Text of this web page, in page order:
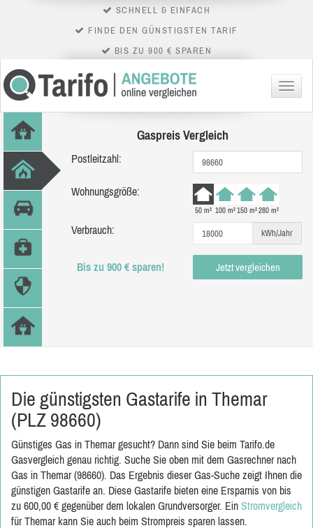
SCHNELL & EINFACH
FINDE DEN GÜNSTIGSTEN TARIF
BIS ZU 900 € SPAREN
Menü
Gaspreis Vergleich
Postleitzahl:
Wohnungsgröße:
50 m² 100 m²150 m²280 m²
Verbrauch: kWh/Jahr
Bis zu 900 € sparen! Jetzt vergleichen
Die günstigsten Gastarife in Themar
(PLZ 98660)
Günstiges Gas in Themar gesucht? Dann sind Sie beim Tarifo.de
Gasvergleich genau richtig. Suche Sie oben mit dem Gasrechner nach
Gas in Themar (98660). Das Ergebnis dieser Gas-Suche zeigt Ihnen die
günstigen Gastarife an. Diese Gastarife bieten eine Ersparnis von bis
zu 600,00 € gegenüber dem lokalen Grundversorger. Ein Stromvergleich
für Themar kann Sie auch beim Strompreis sparen lassen.